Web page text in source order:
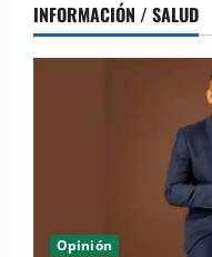
INFORMACIÓN / SALUD
Opinión